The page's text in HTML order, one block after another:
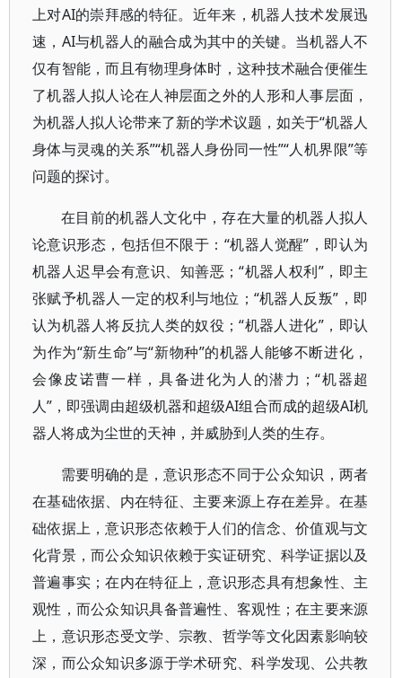
上对AI的崇拜感的特征。近年来，机器人技术发展迅
速，AI与机器人的融合成为其中的关键。当机器人不
仅有智能，而且有物理身体时，这种技术融合便催生
了机器人拟人论在人神层面之外的人形和人事层面，
为机器人拟人论带来了新的学术议题，如关于“机器人
身体与灵魂的关系”“机器人身份同一性”“人机界限”等
问题的探讨。
在目前的机器人文化中，存在大量的机器人拟人
论意识形态，包括但不限于：“机器人觉醒”，即认为
机器人迟早会有意识、知善恶；“机器人权利”，即主
张赋予机器人一定的权利与地位；“机器人反叛”，即
认为机器人将反抗人类的奴役；“机器人进化”，即认
为作为“新生命”与“新物种”的机器人能够不断进化，
会像皮诺曹一样，具备进化为人的潜力；“机器超
人”，即强调由超级机器和超级AI组合而成的超级AI机
器人将成为尘世的天神，并威胁到人类的生存。
需要明确的是，意识形态不同于公众知识，两者
在基础依据、内在特征、主要来源上存在差异。在基
础依据上，意识形态依赖于人们的信念、价值观与文
化背景，而公众知识依赖于实证研究、科学证据以及
普遍事实；在内在特征上，意识形态具有想象性、主
观性，而公众知识具备普遍性、客观性；在主要来源
上，意识形态受文学、宗教、哲学等文化因素影响较
深，而公众知识多源于学术研究、科学发现、公共教